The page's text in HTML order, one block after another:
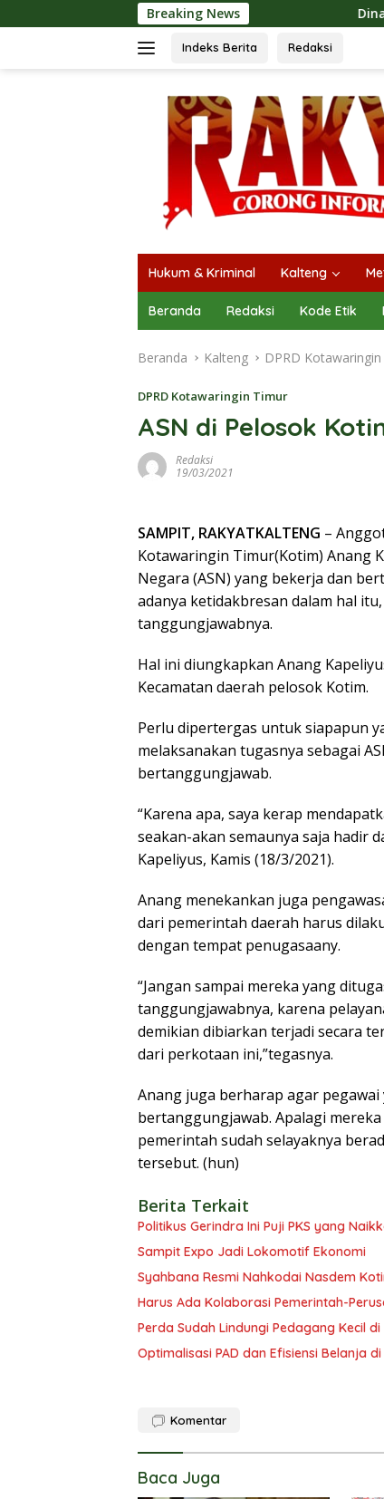
ke
Breaking NewsDina Maulidah Apresiasi
Indeks Berita Redaksi
Hukum & Kriminal Kalteng
Beranda Redaksi Kode Etik
Beranda Kalteng DPRD
DPRD Kotawaringin Timur
ASN di Pelosok
Redaksi
19/03/2021
SAMPIT, RAKYATKALTENG –
Kotawaringin Timur(Kotim) Anang
Negara (ASN) yang bekerja dan
adanya ketidakbresan dalam hal
tanggungjawabnya.
Hal ini diungkapkan Anang
Kecamatan daerah pelosok Kotim.
Perlu dipertergas untuk siapapun
melaksanakan tugasnya sebagai
bertanggungjawab.
“Karena apa, saya kerap
seakan-akan semaunya saja hadir
Kapeliyus, Kamis (18/3/2021).
Anang menekankan juga
dari pemerintah daerah harus
dengan tempat penugasaany.
“Jangan sampai mereka yang
tanggungjawabnya, karena
demikian dibiarkan terjadi secara
dari perkotaan ini,”tegasnya.
Anang juga berharap agar
bertanggungjawab. Apalagi
pemerintah sudah selayaknya
tersebut. (hun)
Berita Terkait
Politikus Gerindra Ini Puji PKS yang
Sampit Expo Jadi Lokomotif Ekonomi
Syahbana Resmi Nahkodai Nasdem
Harus Ada Kolaborasi Pemerintah-
Perda Sudah Lindungi Pedagang Kecil di
Optimalisasi PAD dan Efisiensi Belanja
Komentar
Baca Juga